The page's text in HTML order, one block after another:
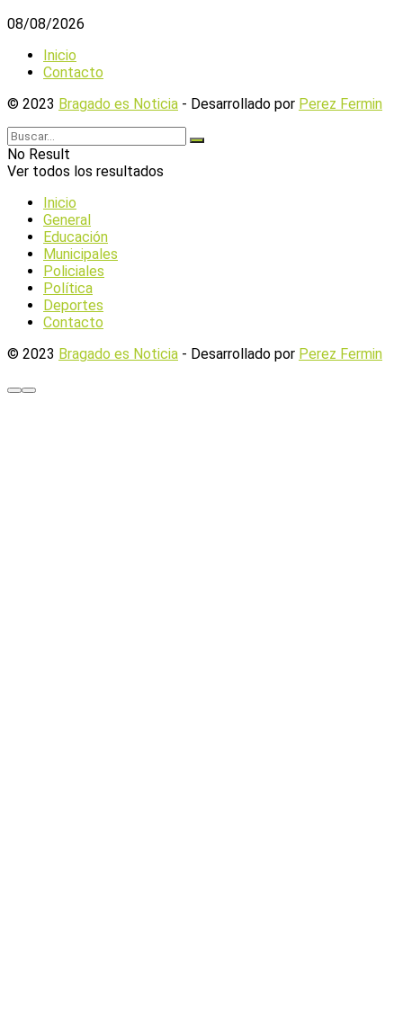
08/08/2026
Inicio
Contacto
© 2023 Bragado es Noticia - Desarrollado por Perez Fermin
No Result
Ver todos los resultados
Inicio
General
Educación
Municipales
Policiales
Política
Deportes
Contacto
© 2023 Bragado es Noticia - Desarrollado por Perez Fermin